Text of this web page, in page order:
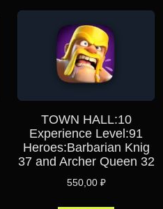
TOWN HALL:10
Experience Level:91
Heroes:Barbarian Knig
37 and Archer Queen 32
550,00 ₽